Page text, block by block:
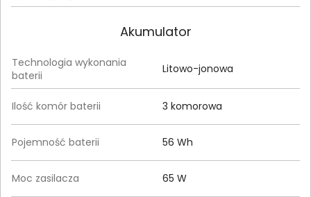
Akumulator
Technologia wykonania
baterii
Litowo-jonowa
Ilość komór baterii 3 komorowa
Pojemność baterii 56 Wh
Moc zasilacza 65 W